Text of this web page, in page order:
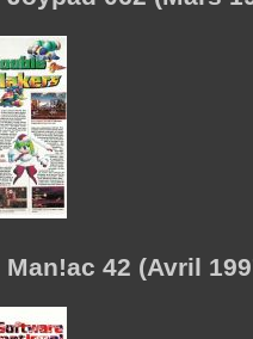
Man!ac 42 (Avril